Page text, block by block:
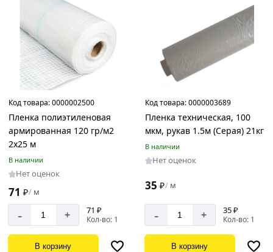
Код товара:0000002500
Пленка полиэтиленовая
армированная 120 гр/м2
2х25 м
В наличии
Нет оценок
71 ₽/ м
- + 71 ₽
Кол-во: 1
В корзину
Код товара:0000003689
Пленка техническая, 100
мкм, рукав 1.5м (Серая) 21кг
В наличии
Нет оценок
35 ₽/ м
- + 35 ₽
Кол-во: 1
В корзину